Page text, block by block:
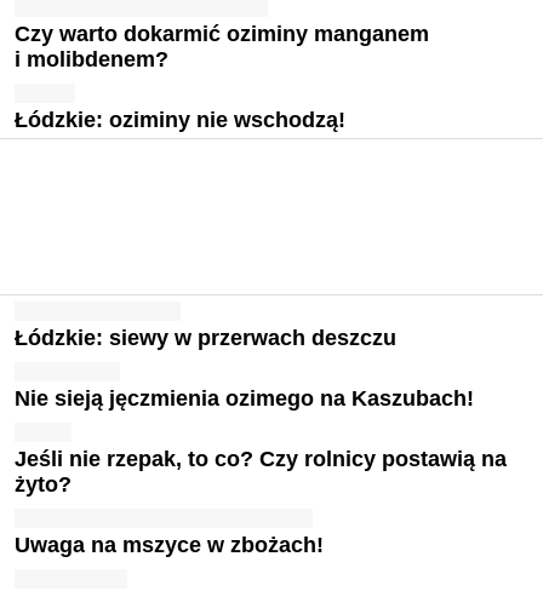
Czy warto dokarmić oziminy manganem
i molibdenem?
Łódzkie: oziminy nie wschodzą!
Łódzkie: siewy w przerwach deszczu
Nie sieją jęczmienia ozimego na Kaszubach!
Jeśli nie rzepak, to co? Czy rolnicy postawią na
żyto?
Uwaga na mszyce w zbożach!